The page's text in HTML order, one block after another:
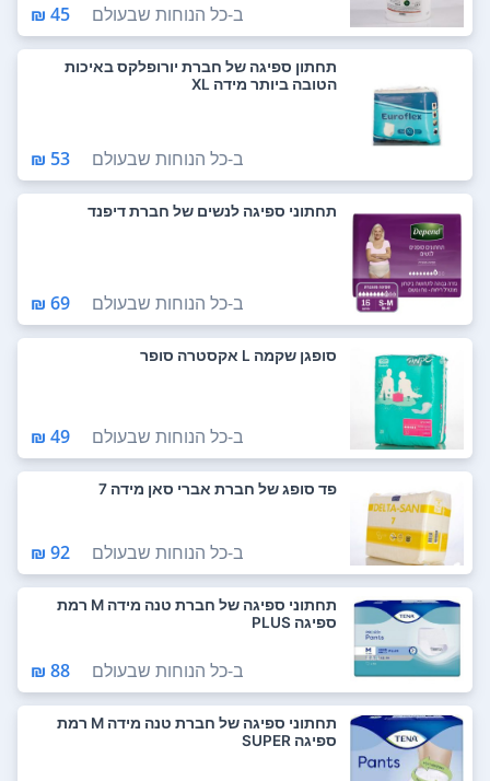
ב-כל הנוחות שבעולם 45 ₪
תחתון ספיגה של חברת יורופלקס באיכות
הטובה ביותר מידה XL
ב-כל הנוחות שבעולם 53 ₪
תחתוני ספיגה לנשים של חברת דיפנד
ב-כל הנוחות שבעולם 69 ₪
סופגן שקמה L אקסטרה סופר
ב-כל הנוחות שבעולם 49 ₪
פד סופג של חברת אברי סאן מידה 7
ב-כל הנוחות שבעולם 92 ₪
תחתוני ספיגה של חברת טנה מידה M רמת
ספיגה PLUS
ב-כל הנוחות שבעולם 88 ₪
תחתוני ספיגה של חברת טנה מידה M רמת
ספיגה SUPER